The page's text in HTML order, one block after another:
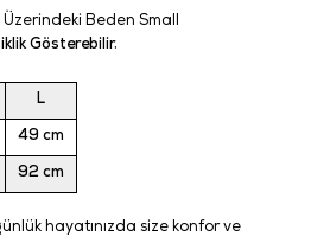
Üzerindeki Beden Small
Gösterebilir.
L
49 cm
92 cm
hayatınızda size konfor ve